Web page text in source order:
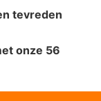
tevreden
onze 56